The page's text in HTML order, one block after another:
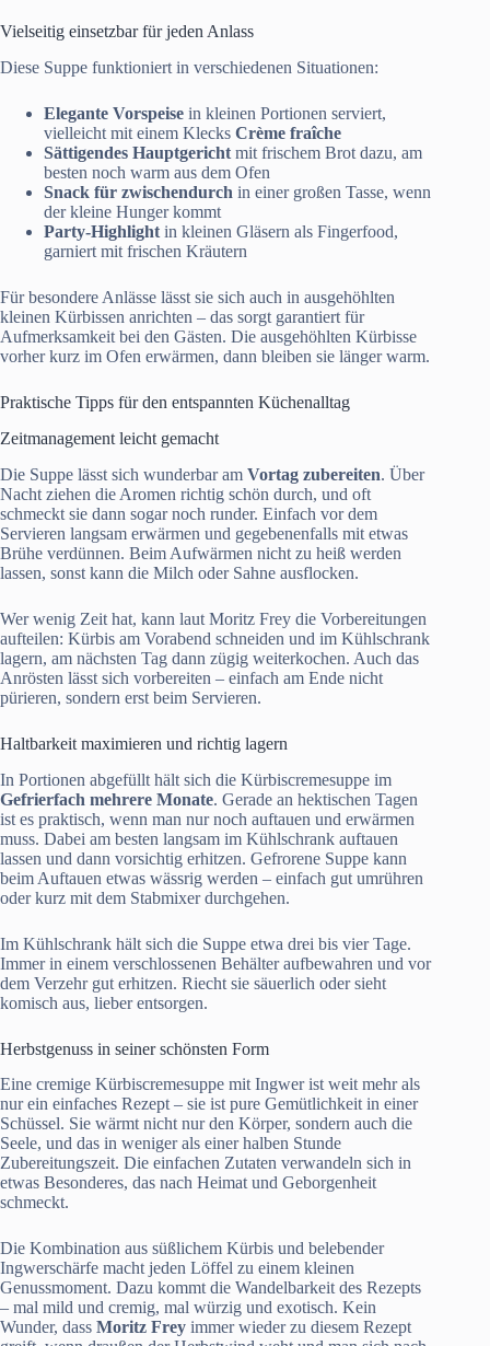
Vielseitig einsetzbar für jeden Anlass
Diese Suppe funktioniert in verschiedenen Situationen:
Elegante Vorspeise in kleinen Portionen serviert,
vielleicht mit einem Klecks Crème fraîche
Sättigendes Hauptgericht mit frischem Brot dazu, am
besten noch warm aus dem Ofen
Snack für zwischendurch in einer großen Tasse, wenn
der kleine Hunger kommt
Party-Highlight in kleinen Gläsern als Fingerfood,
garniert mit frischen Kräutern
Für besondere Anlässe lässt sie sich auch in ausgehöhlten
kleinen Kürbissen anrichten – das sorgt garantiert für
Aufmerksamkeit bei den Gästen. Die ausgehöhlten Kürbisse
vorher kurz im Ofen erwärmen, dann bleiben sie länger warm.
Praktische Tipps für den entspannten Küchenalltag
Zeitmanagement leicht gemacht
Die Suppe lässt sich wunderbar am Vortag zubereiten. Über
Nacht ziehen die Aromen richtig schön durch, und oft
schmeckt sie dann sogar noch runder. Einfach vor dem
Servieren langsam erwärmen und gegebenenfalls mit etwas
Brühe verdünnen. Beim Aufwärmen nicht zu heiß werden
lassen, sonst kann die Milch oder Sahne ausflocken.
Wer wenig Zeit hat, kann laut Moritz Frey die Vorbereitungen
aufteilen: Kürbis am Vorabend schneiden und im Kühlschrank
lagern, am nächsten Tag dann zügig weiterkochen. Auch das
Anrösten lässt sich vorbereiten – einfach am Ende nicht
pürieren, sondern erst beim Servieren.
Haltbarkeit maximieren und richtig lagern
In Portionen abgefüllt hält sich die Kürbiscremesuppe im
Gefrierfach mehrere Monate. Gerade an hektischen Tagen
ist es praktisch, wenn man nur noch auftauen und erwärmen
muss. Dabei am besten langsam im Kühlschrank auftauen
lassen und dann vorsichtig erhitzen. Gefrorene Suppe kann
beim Auftauen etwas wässrig werden – einfach gut umrühren
oder kurz mit dem Stabmixer durchgehen.
Im Kühlschrank hält sich die Suppe etwa drei bis vier Tage.
Immer in einem verschlossenen Behälter aufbewahren und vor
dem Verzehr gut erhitzen. Riecht sie säuerlich oder sieht
komisch aus, lieber entsorgen.
Herbstgenuss in seiner schönsten Form
Eine cremige Kürbiscremesuppe mit Ingwer ist weit mehr als
nur ein einfaches Rezept – sie ist pure Gemütlichkeit in einer
Schüssel. Sie wärmt nicht nur den Körper, sondern auch die
Seele, und das in weniger als einer halben Stunde
Zubereitungszeit. Die einfachen Zutaten verwandeln sich in
etwas Besonderes, das nach Heimat und Geborgenheit
schmeckt.
Die Kombination aus süßlichem Kürbis und belebender
Ingwerschärfe macht jeden Löffel zu einem kleinen
Genussmoment. Dazu kommt die Wandelbarkeit des Rezepts
– mal mild und cremig, mal würzig und exotisch. Kein
Wunder, dass Moritz Frey immer wieder zu diesem Rezept